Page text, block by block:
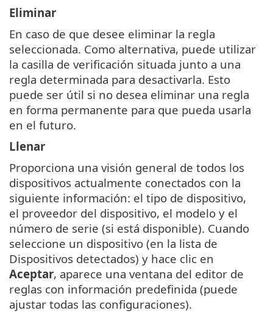
Eliminar
En caso de que desee eliminar la regla
seleccionada. Como alternativa, puede utilizar
la casilla de verificación situada junto a una
regla determinada para desactivarla. Esto
puede ser útil si no desea eliminar una regla
en forma permanente para que pueda usarla
en el futuro.
Llenar
Proporciona una visión general de todos los
dispositivos actualmente conectados con la
siguiente información: el tipo de dispositivo,
el proveedor del dispositivo, el modelo y el
número de serie (si está disponible). Cuando
seleccione un dispositivo (en la lista de
Dispositivos detectados) y hace clic en
Aceptar, aparece una ventana del editor de
reglas con información predefinida (puede
ajustar todas las configuraciones).